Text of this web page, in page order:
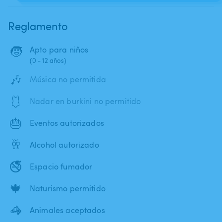
Reglamento
🧒 Apto para niños
(0 - 12 años)
🎶 Música no permitida
🩱 Nadar en burkini no permitido
🎂 Eventos autorizados
🥂 Alcohol autorizado
🚭 Espacio fumador
🍁 Naturismo permitido
🦓 Animales aceptados